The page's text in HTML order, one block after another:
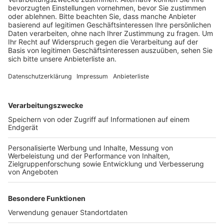
Veröffentlicht:Freitag, 24.06.2022 09:55
Anzeige
haltbarer als zum Beispiel die reparaturanfällige
von 1,7 Millionen Euro würden sich aber durch die lange
Haltbarkeit wirtschaftlich kompensiert, heißt es von
der Perspektive für Frechen. Jetzt gehen die
Planungen für mögliche Arbeiten nach der laufenden
Badesaison weiter. Denn auch die Technik im Freibad
ist sanierungsbedürftig.